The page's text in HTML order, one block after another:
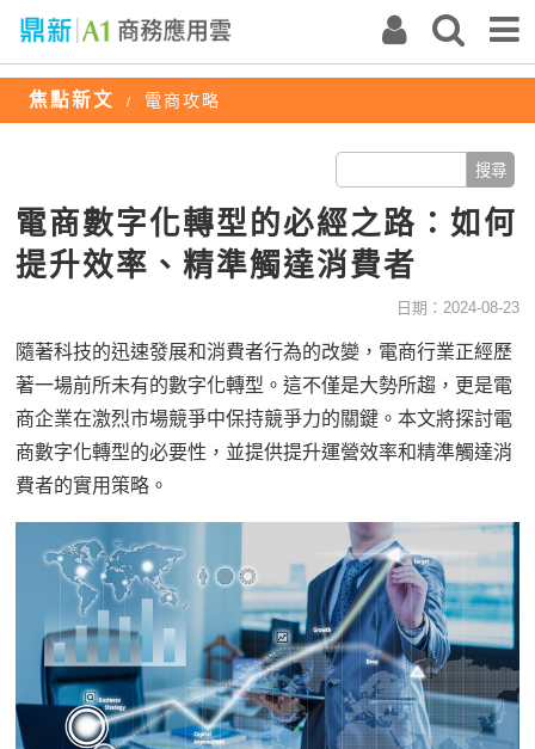
焦點新文 / 電商攻略
電商數字化轉型的必經之路：如何
提升效率、精準觸達消費者
日期：2024-08-23
隨著科技的迅速發展和消費者行為的改變，電商行業正經歷
著一場前所未有的數字化轉型。這不僅是大勢所趨，更是電
商企業在激烈市場競爭中保持競爭力的關鍵。本文將探討電
商數字化轉型的必要性，並提供提升運營效率和精準觸達消
費者的實用策略。